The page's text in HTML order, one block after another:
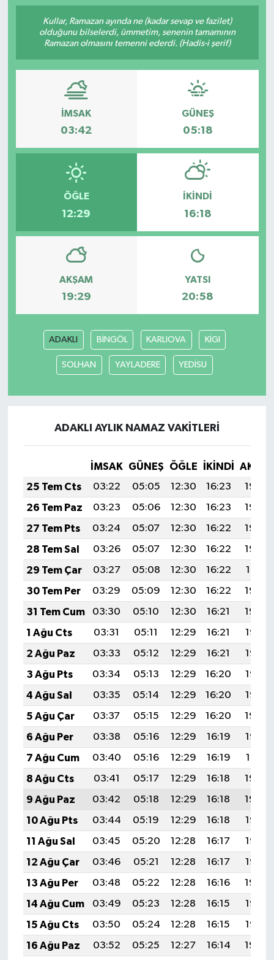
Kullar, Ramazan ayında ne (kadar sevap ve fazilet)
olduğunu bilselerdi, ümmetim, senenin tamamının
Ramazan olmasını temenni ederdi. (Hadis-i şerif)
İMSAK
03:42
GÜNEŞ
05:18
ÖĞLE
12:29
İKINDI
16:18
AKŞAM
19:29
YATSI
20:58
ADAKLI BİNGÖL KARLIOVA KİGI
SOLHAN YAYLADERE YEDİSU
ADAKLI AYLIK NAMAZ VAKITLERI
İMSAK GÜNEŞ ÖĞLE İKINDI
25 Tem Cts
03:22 05:05 12:30 16:23
19:44
26 Tem Paz
03:23 05:06 12:30 16:23
19:44
27 Tem Pts
03:24 05:07 12:30 16:22
19:43
28 Tem Sal
03:26 05:07 12:30 16:22
19:42
29 Tem Çar
03:27 05:08 12:30 16:22
19:41
30 Tem Per
03:29 05:09 12:30 16:22
19:40
31 Tem Cum
03:30 05:10 12:30 16:21
19:39
1 Ağu Cts
03:31 05:11 12:29 16:21
19:38
2 Ağu Paz
03:33 05:12 12:29 16:21
19:37
3 Ağu Pts
03:34 05:13 12:29 16:20
19:36
4 Ağu Sal
03:35 05:14 12:29 16:20
19:35
5 Ağu Çar
03:37 05:15 12:29 16:20
19:34
6 Ağu Per
03:38 05:16 12:29 16:19
19:33
7 Ağu Cum
03:40 05:16 12:29 16:19
19:31
8 Ağu Cts
03:41 05:17 12:29 16:18
19:30
9 Ağu Paz
03:42 05:18 12:29 16:18
19:29
10 Ağu Pts
03:44 05:19 12:29 16:18
19:28
11 Ağu Sal
03:45 05:20 12:28 16:17
19:27
12 Ağu Çar
03:46 05:21 12:28 16:17
19:25
13 Ağu Per
03:48 05:22 12:28 16:16
19:24
14 Ağu Cum
03:49 05:23 12:28 16:15
19:23
15 Ağu Cts
03:50 05:24 12:28 16:15
19:22
16 Ağu Paz
03:52 05:25 12:27 16:14
19:20